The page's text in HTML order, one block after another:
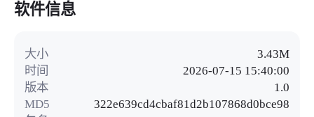
软件信息
大小
3.43M
时间
2026-07-15 15:40:00
版本
1.0
MD5
322e639cd4cbaf81d2b107868d0bce98